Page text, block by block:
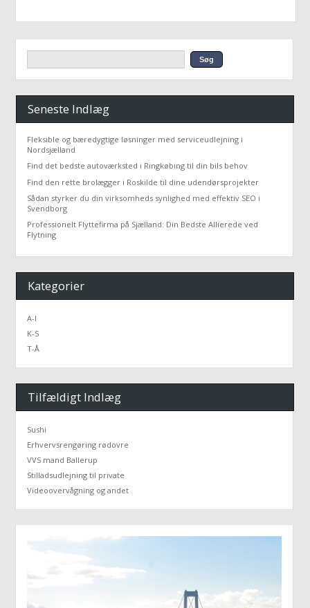
Seneste Indlæg
Fleksible og bæredygtige løsninger med serviceudlejning i
Nordsjælland
Find det bedste autoværksted i Ringkøbing til din bils behov
Find den rette brolægger i Roskilde til dine udendørsprojekter
Sådan styrker du din virksomheds synlighed med effektiv SEO i
Svendborg
Professionelt Flyttefirma på Sjælland: Din Bedste Allierede ved
Flytning
Kategorier
A-I
K-S
T-Å
Tilfældigt Indlæg
Sushi
Erhvervsrengøring rødovre
VVS mand Ballerup
Stilladsudlejning til private
Videoovervågning og andet